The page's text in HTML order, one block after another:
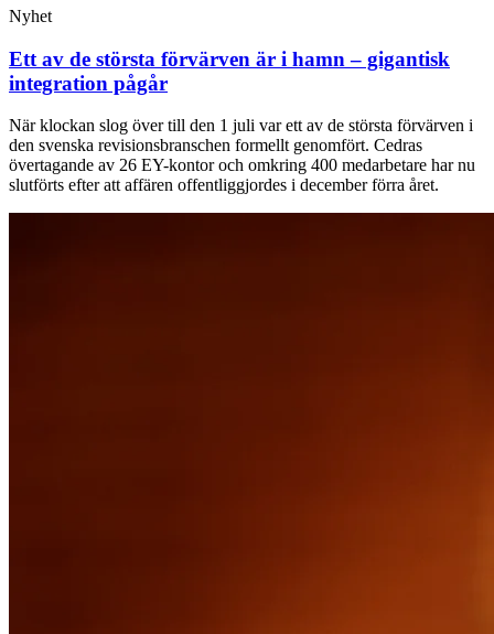
Nyhet
Ett av de största förvärven är i hamn – gigantisk
integration pågår
När klockan slog över till den 1 juli var ett av de största förvärven i
den svenska revisionsbranschen formellt genomfört. Cedras
övertagande av 26 EY-kontor och omkring 400 medarbetare har nu
slutförts efter att affären offentliggjordes i december förra året.